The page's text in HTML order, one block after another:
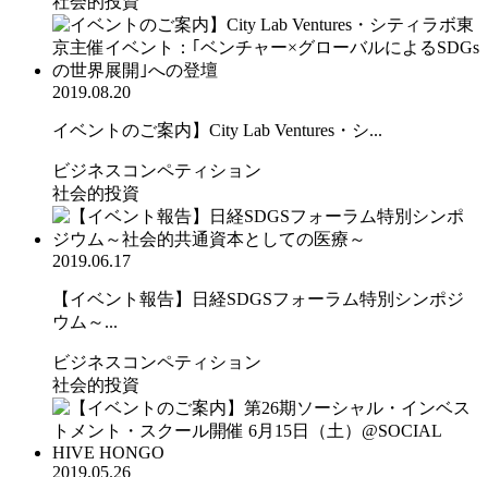
2019.08.20
イベントのご案内】City Lab Ventures・シ...
ビジネスコンペティション
社会的投資
2019.06.17
【イベント報告】日経SDGSフォーラム特別シンポジ
ウム～...
ビジネスコンペティション
社会的投資
2019.05.26